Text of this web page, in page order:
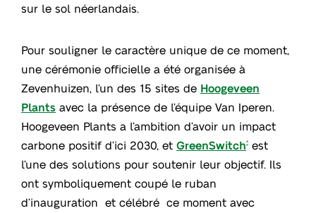
sur le sol néerlandais.
Pour souligner le caractère unique de ce moment,
une cérémonie officielle a été organisée à
Zevenhuizen, l’un des 15 sites de Hoogeveen
Plants avec la présence de l’équipe Van Iperen.
Hoogeveen Plants a l’ambition d’avoir un impact
carbone positif d’ici 2030, et GreenSwitch®
est
l’une des solutions pour soutenir leur objectif. Ils
ont symboliquement coupé le ruban
d’inauguration et célébré ce moment avec